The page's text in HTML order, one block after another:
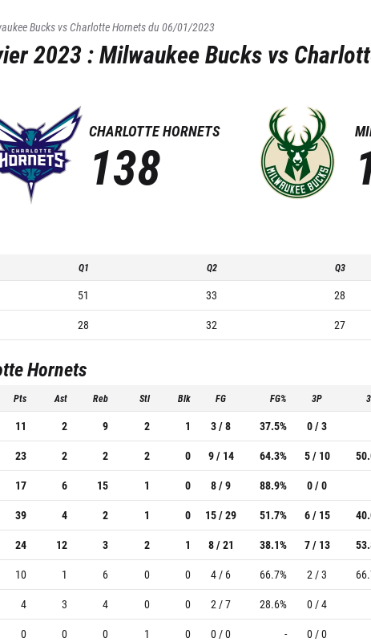
Bucks vsCharlotte Hornetsdu06/01/2023
2023:Milwaukee Bucks vs
CHARLOTTE HORNETS
138
Q1 Q2 Q3
51 33
28
28 32 27
Hornets
Pts Ast Reb Stl Blk FG FG% 3P
11 2 9 2 1 3 / 8 37.5%
0 / 3
23 2 2 2 0 9 / 14 64.3% 5 / 10
17 6 15 1 0 8 / 9 88.9%
0 / 0
39 4 2 1 0 15 / 29 51.7% 6 / 15
24 12 3 2 1 8 / 21 38.1% 7 / 13
10 1 6 0 0 4 / 6 66.7% 2 / 3
4 3 4 0 0 2 / 7 28.6%
0 / 4
0 0 0 1 0 0 / 0 -
0 / 0